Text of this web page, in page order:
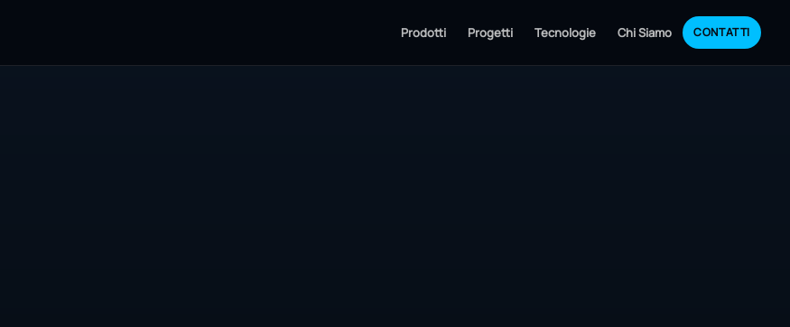
Prodotti Progetti Tecnologie Chi Siamo CONTATTI